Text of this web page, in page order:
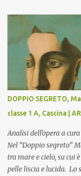
DOPPIO SEGRETO,
classe 1 A, Cascina |
Analisi dell'opera a cura
Nel “Doppio segreto”
tra mare e cielo, su cui
pelle liscia e lucida. Lo